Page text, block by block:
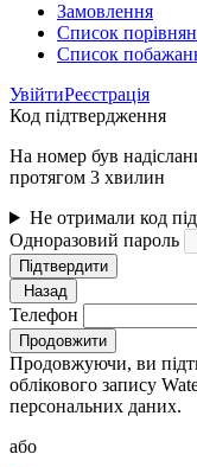
Замовлення
Cписок
Список
УвійтиРеєстрація
Код підтвердження
На номер був
протягом 3 хвилин
Не отримали код
Одноразовий пароль
Підтвердити
Назад
Телефон
Продовжити
Продовжуючи, ви
облікового запису
персональних даних.
або